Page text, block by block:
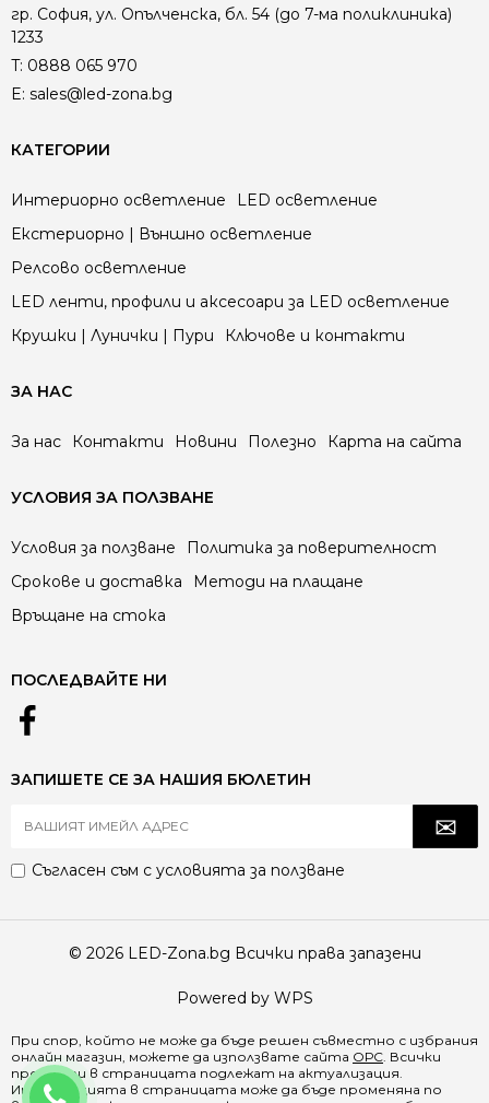
0888 065 970
гр. София, ул. Опълченска, бл. 54 (до 7-ма поликлиника)
1233
T: 0888 065 970
E: sales@led-zona.bg
КАТЕГОРИИ
Интериорно осветление
LED осветление
Екстериорно | Външно осветление
Релсово осветление
LED ленти, профили и аксесоари за LED осветление
Крушки | Лунички | Пури
Ключове и контакти
ЗА НАС
За нас Контакти Новини Полезно Карта на сайта
УСЛОВИЯ ЗА ПОЛЗВАНЕ
Условия за ползване
Политика за поверителност
Срокове и доставка
Методи на плащане
Връщане на стока
ПОСЛЕДВАЙТЕ НИ
ЗАПИШЕТЕ СЕ ЗА НАШИЯ БЮЛЕТИН
Съгласен съм с условията за ползване
© 2026 LED-Zona.bg Всички права запазени
Powered by WPS
При спор, който не може да бъде решен съвместно с избрания
онлайн магазин, можете да използвате сайта ОРС . Всички
продукти в страницата подлежат на актуализация.
Информацията в страницата може да бъде променяна по